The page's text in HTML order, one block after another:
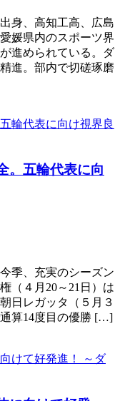
身、高知工高、広島
媛県内のスポーツ界
進められている。ダ
進。部内で切磋琢磨
。五輪代表に向
季、充実のシーズン
（４月20～21日）は
日レガッタ（５月３
算14度目の優勝 […]